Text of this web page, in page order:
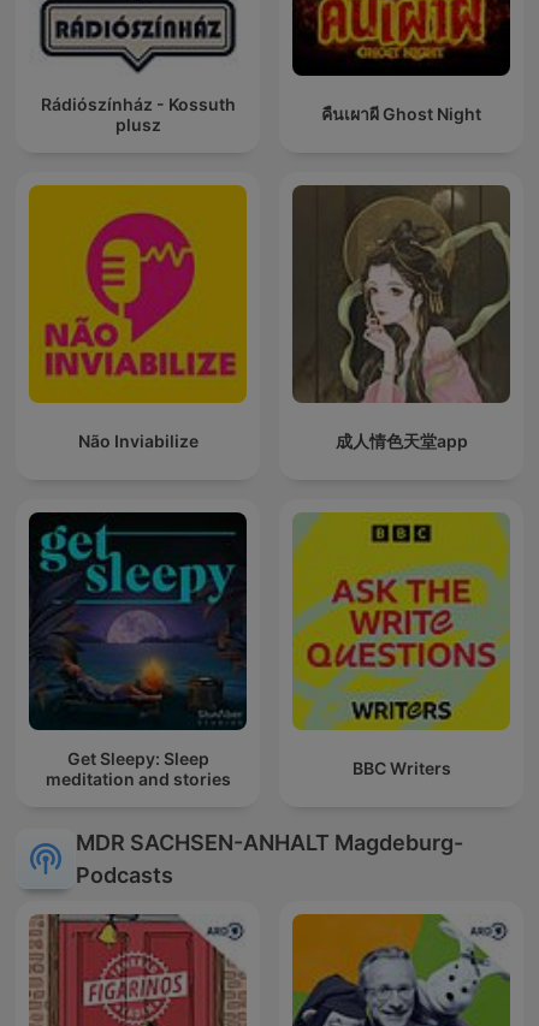
Rádiószínház - Kossuth
plusz
คืนเผาผี Ghost Night
Não Inviabilize 成人情色天堂app
Get Sleepy: Sleep
meditation and stories
BBC Writers
MDR SACHSEN-ANHALT Magdeburg-
Podcasts